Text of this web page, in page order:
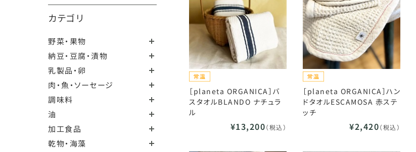
カテゴリ
野菜・果物
納豆・豆腐・漬物
乳製品・卵
肉・魚・ソーセージ
調味料
油
加工食品
乾物・海藻
［planeta ORGANICA］バ
スタオルBLANDO ナチュラ
ル
¥13,200（税込）
［planeta ORGANICA］ハン
ドタオルESCAMOSA 赤ステ
ッチ
¥2,420（税込）